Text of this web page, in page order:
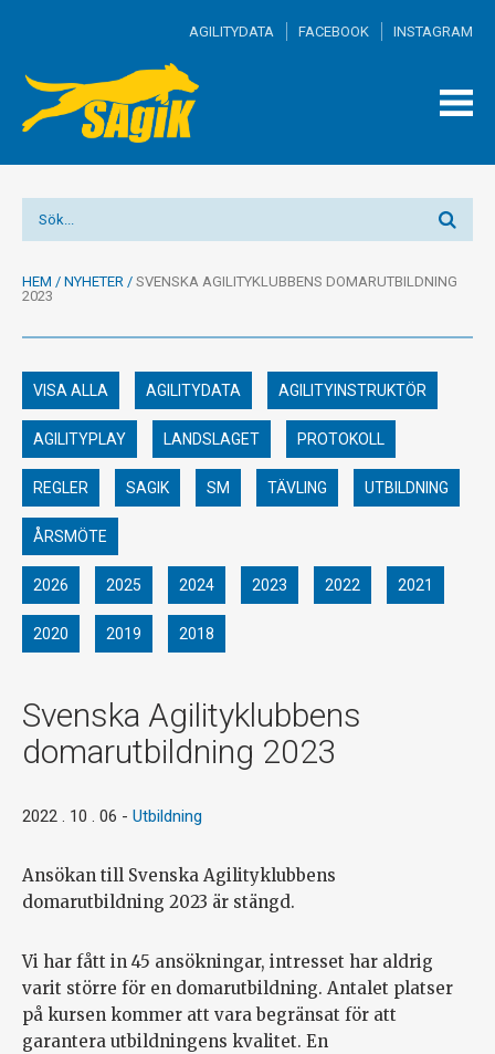
AGILITYDATA FACEBOOK INSTAGRAM
HEM / NYHETER / SVENSKA AGILITYKLUBBENS DOMARUTBILDNING
2023
VISA ALLA AGILITYDATA AGILITYINSTRUKTÖR
AGILITYPLAY LANDSLAGET PROTOKOLL
REGLER SAGIK SM TÄVLING UTBILDNING
ÅRSMÖTE
2026 2025 2024 2023 2022 2021
2020 2019 2018
Svenska Agilityklubbens
domarutbildning 2023
2022 . 10 . 06 - Utbildning
Ansökan till Svenska Agilityklubbens
domarutbildning 2023 är stängd.
Vi har fått in 45 ansökningar, intresset har aldrig
varit större för en domarutbildning. Antalet platser
på kursen kommer att vara begränsat för att
garantera utbildningens kvalitet. En